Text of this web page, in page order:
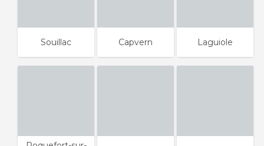
Souillac Capvern Laguiole